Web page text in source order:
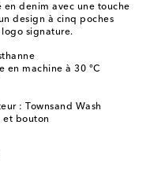
denim avec une touche
design à cinq poches
signature.
en machine à 30 °C
: Townsand Wash
et bouton